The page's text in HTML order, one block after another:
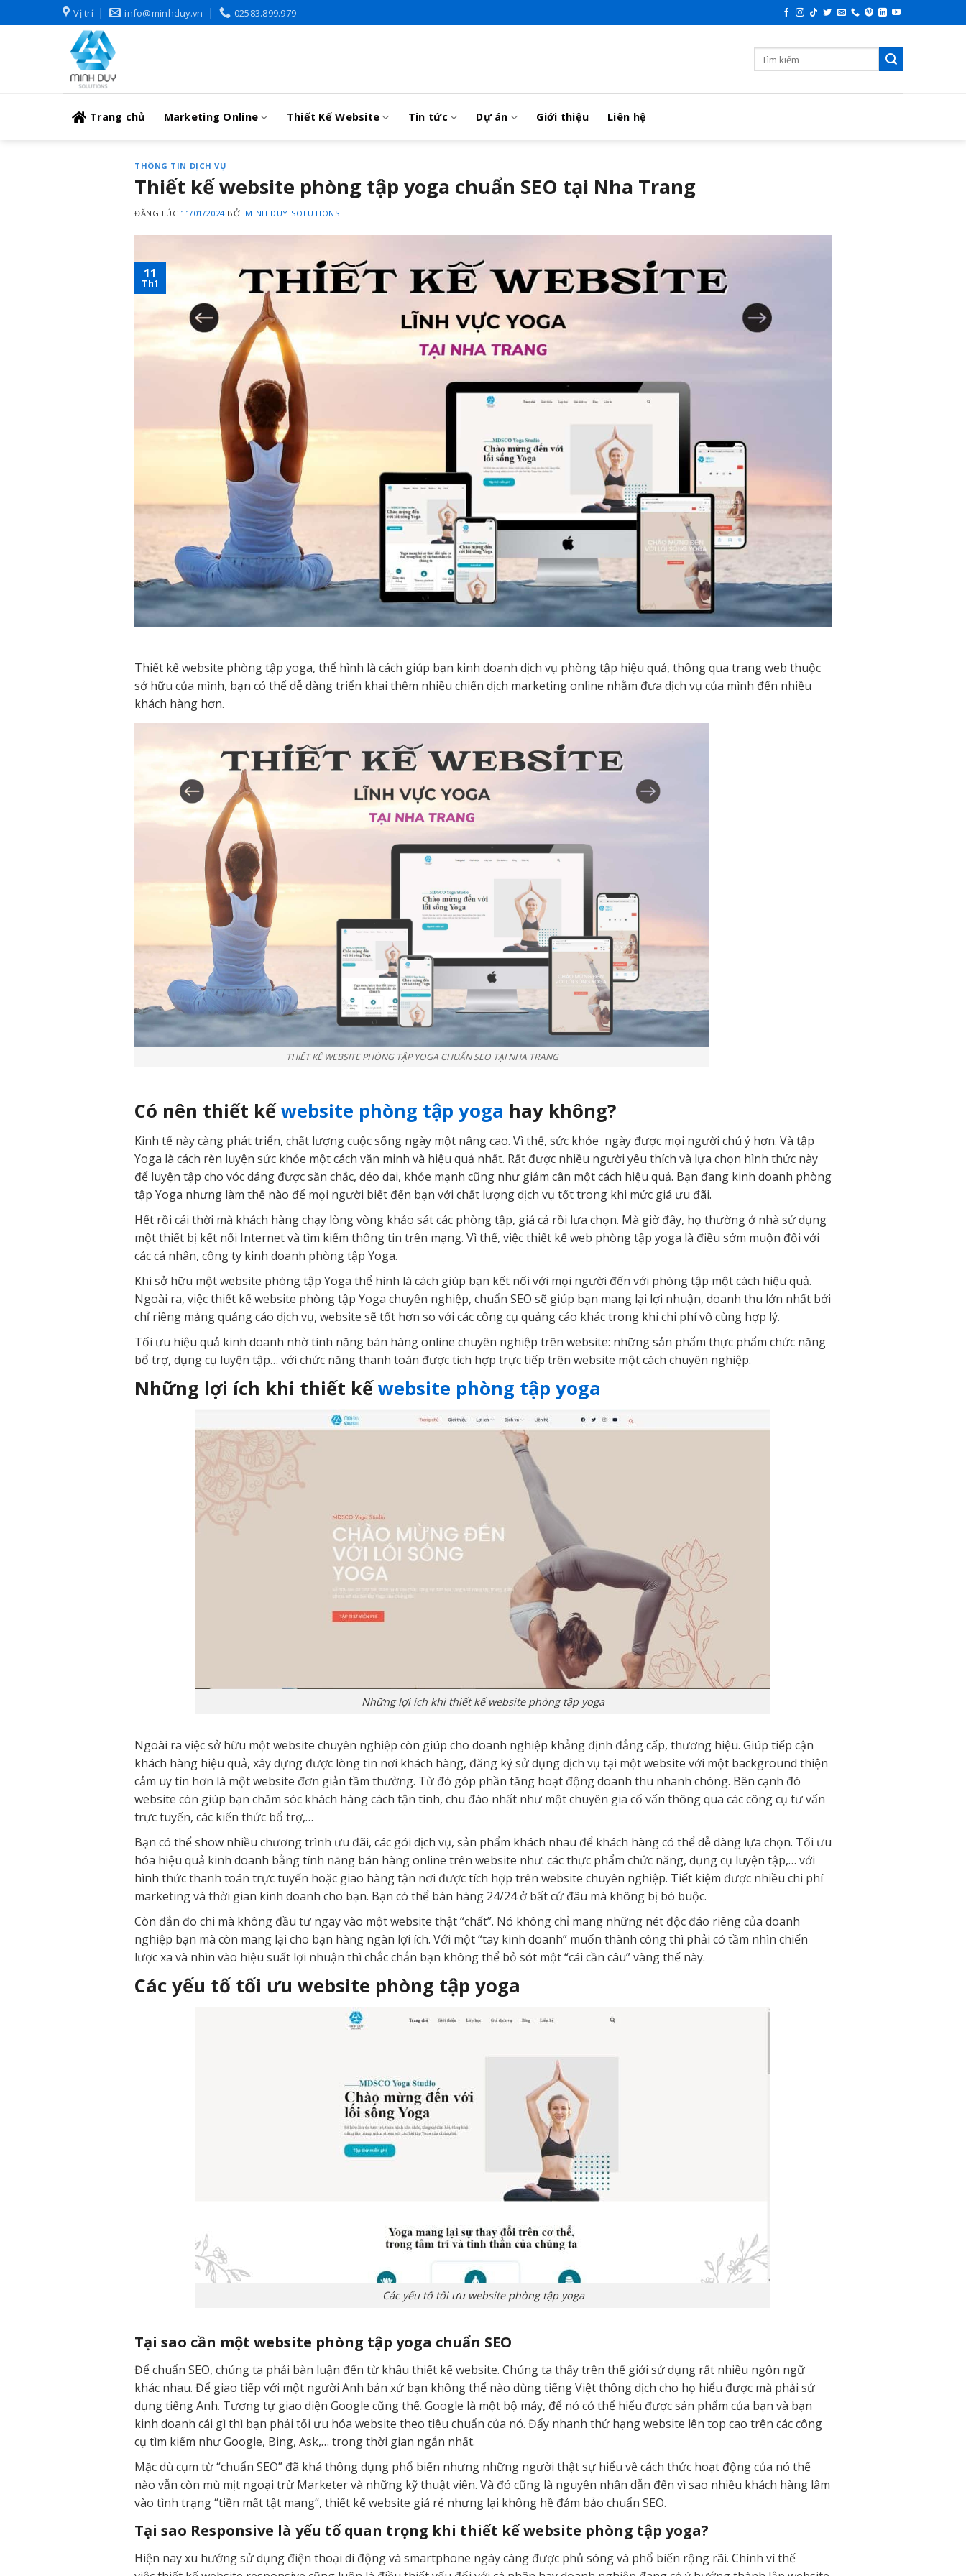
to
Vị trí info@minhduy.vn 02583.899.979
Trang chủ Marketing Online Thiết Kế Website Tin tức Dự án Giới thiệu Liên hệ
THÔNG TIN DỊCH VỤ
Thiết kế website phòng tập yoga chuẩn SEO tại Nha Trang
ĐĂNG LÚC 11/01/2024 BỞI MINH DUY SOLUTIONS
11
Th1
Thiết kế website phòng tập yoga, thể hình là cách giúp bạn kinh doanh dịch vụ phòng tập hiệu quả, thông qua trang web thuộc
sở hữu của mình, bạn có thể dễ dàng triển khai thêm nhiều chiến dịch marketing online nhằm đưa dịch vụ của mình đến nhiều
khách hàng hơn.
THIẾT KẾ WEBSITE PHÒNG TẬP YOGA CHUẨN SEO TẠI NHA TRANG
Có nên thiết kếwebsite phòng tập yoga hay không?
Kinh tế này càng phát triển, chất lượng cuộc sống ngày một nâng cao. Vì thế, sức khỏe ngày được mọi người chú ý hơn. Và tập
Yoga là cách rèn luyện sức khỏe một cách văn minh và hiệu quả nhất. Rất được nhiều người yêu thích và lựa chọn hình thức này
để luyện tập cho vóc dáng được săn chắc, dẻo dai, khỏe mạnh cũng như giảm cân một cách hiệu quả. Bạn đang kinh doanh phòng
tập Yoga nhưng làm thế nào để mọi người biết đến bạn với chất lượng dịch vụ tốt trong khi mức giá ưu đãi.
Hết rồi cái thời mà khách hàng chạy lòng vòng khảo sát các phòng tập, giá cả rồi lựa chọn. Mà giờ đây, họ thường ở nhà sử dụng
một thiết bị kết nối Internet và tìm kiếm thông tin trên mạng. Vì thế, việc thiết kế web phòng tập yoga là điều sớm muộn đối với
các cá nhân, công ty kinh doanh phòng tập Yoga.
Khi sở hữu một website phòng tập Yoga thể hình là cách giúp bạn kết nối với mọi người đến với phòng tập một cách hiệu quả.
Ngoài ra, việc thiết kế website phòng tập Yoga chuyên nghiệp, chuẩn SEO sẽ giúp bạn mang lại lợi nhuận, doanh thu lớn nhất bởi
chỉ riêng mảng quảng cáo dịch vụ, website sẽ tốt hơn so với các công cụ quảng cáo khác trong khi chi phí vô cùng hợp lý.
Tối ưu hiệu quả kinh doanh nhờ tính năng bán hàng online chuyên nghiệp trên website: những sản phẩm thực phẩm chức năng
bổ trợ, dụng cụ luyện tập… với chức năng thanh toán được tích hợp trực tiếp trên website một cách chuyên nghiệp.
Những lợi ích khi thiết kếwebsite phòng tập yoga
Những lợi ích khi thiết kế website phòng tập yoga
Ngoài ra việc sở hữu một website chuyên nghiệp còn giúp cho doanh nghiệp khẳng định đẳng cấp, thương hiệu. Giúp tiếp cận
khách hàng hiệu quả, xây dựng được lòng tin nơi khách hàng, đăng ký sử dụng dịch vụ tại một website với một background thiện
cảm uy tín hơn là một website đơn giản tầm thường. Từ đó góp phần tăng hoạt động doanh thu nhanh chóng. Bên cạnh đó
website còn giúp bạn chăm sóc khách hàng cách tận tình, chu đáo nhất như một chuyên gia cố vấn thông qua các công cụ tư vấn
trực tuyến, các kiến thức bổ trợ,…
Bạn có thể show nhiều chương trình ưu đãi, các gói dịch vụ, sản phẩm khách nhau để khách hàng có thể dễ dàng lựa chọn. Tối ưu
hóa hiệu quả kinh doanh bằng tính năng bán hàng online trên website như: các thực phẩm chức năng, dụng cụ luyện tập,… với
hình thức thanh toán trực tuyến hoặc giao hàng tận nơi được tích hợp trên website chuyên nghiệp. Tiết kiệm được nhiều chi phí
marketing và thời gian kinh doanh cho bạn. Bạn có thể bán hàng 24/24 ở bất cứ đâu mà không bị bó buộc.
Còn đắn đo chi mà không đầu tư ngay vào một website thật “chất”. Nó không chỉ mang những nét độc đáo riêng của doanh
nghiệp bạn mà còn mang lại cho bạn hàng ngàn lợi ích. Với một “tay kinh doanh” muốn thành công thì phải có tầm nhìn chiến
lược xa và nhìn vào hiệu suất lợi nhuận thì chắc chắn bạn không thể bỏ sót một “cái cần câu” vàng thế này.
Các yếu tố tối ưu website phòng tập yoga
Các yếu tố tối ưu website phòng tập yoga
Tại sao cần một website phòng tập yoga chuẩn SEO
Để chuẩn SEO, chúng ta phải bàn luận đến từ khâu thiết kế website. Chúng ta thấy trên thế giới sử dụng rất nhiều ngôn ngữ
khác nhau. Để giao tiếp với một người Anh bản xứ bạn không thể nào dùng tiếng Việt thông dịch cho họ hiểu được mà phải sử
dụng tiếng Anh. Tương tự giao diện Google cũng thế. Google là một bộ máy, để nó có thể hiểu được sản phẩm của bạn và bạn
kinh doanh cái gì thì bạn phải tối ưu hóa website theo tiêu chuẩn của nó. Đẩy nhanh thứ hạng website lên top cao trên các công
cụ tìm kiếm như Google, Bing, Ask,… trong thời gian ngắn nhất.
Mặc dù cụm từ “chuẩn SEO” đã khá thông dụng phổ biến nhưng những người thật sự hiểu về cách thức hoạt động của nó thế
nào vẫn còn mù mịt ngoại trừ Marketer và những kỹ thuật viên. Và đó cũng là nguyên nhân dẫn đến vì sao nhiều khách hàng lâm
vào tình trạng “tiền mất tật mang“, thiết kế website giá rẻ nhưng lại không hề đảm bảo chuẩn SEO.
Tại sao Responsive là yếu tố quan trọng khi thiết kế website phòng tập yoga?
Hiện nay xu hướng sử dụng điện thoại di động và smartphone ngày càng được phủ sóng và phổ biến rộng rãi. Chính vì thế